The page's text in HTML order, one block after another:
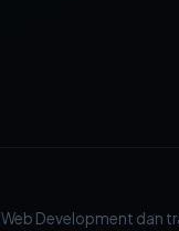
Development dan